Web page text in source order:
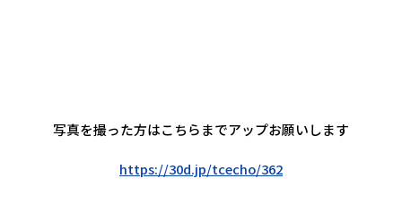
写真を撮った方はこちらまでアップお願いします
https://30d.jp/tcecho/362